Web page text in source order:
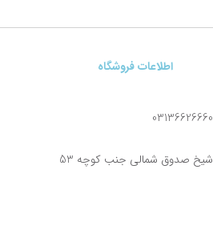
اطلاعات فروشگاه
03136626660
شیخ صدوق شمالی جنب کوچه 53